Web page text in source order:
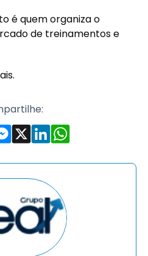
é quem organiza o
de treinamentos e